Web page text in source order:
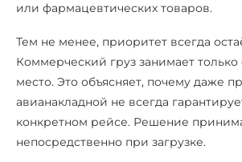
или фармацевтических товаров.
Тем не менее, приоритет всегда
Коммерческий груз занимает только
место. Это объясняет, почему даже
авианакладной не всегда
конкретном рейсе. Решение
непосредственно при загрузке.